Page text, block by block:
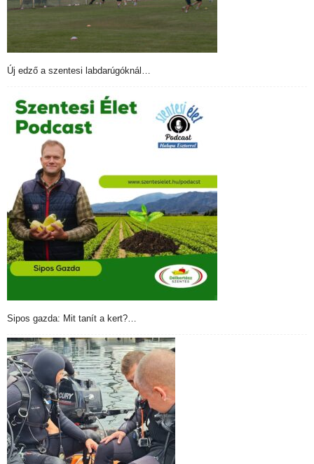
Új edző a szentesi labdarúgóknál…
Sipos gazda: Mit tanít a kert?…